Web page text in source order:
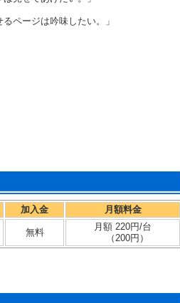
ページは吟味したい。」
加入金 月額料金
無料
月額 220円/台
（200円）